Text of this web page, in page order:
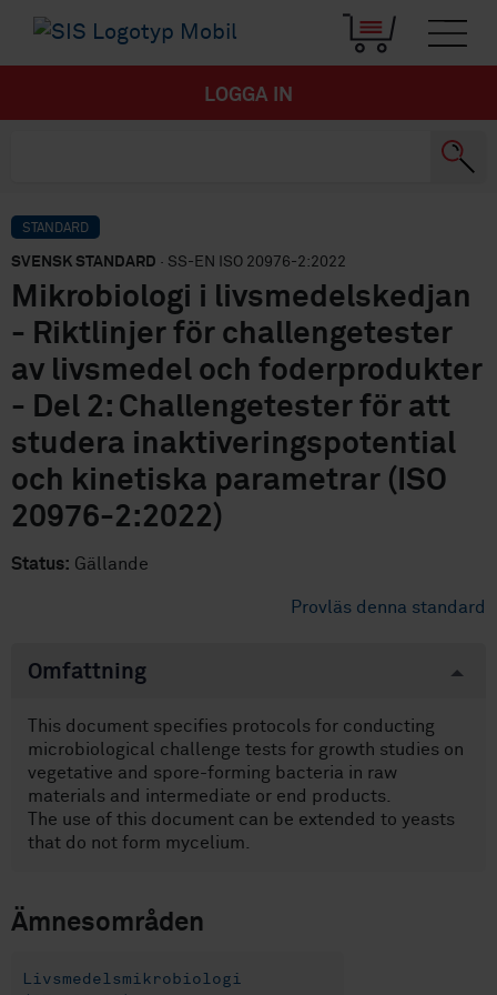
LOGGA IN
STANDARD
SVENSK STANDARD · SS-EN ISO 20976-2:2022
Mikrobiologi i livsmedelskedjan
- Riktlinjer för challengetester
av livsmedel och foderprodukter
- Del 2: Challengetester för att
studera inaktiveringspotential
och kinetiska parametrar (ISO
20976-2:2022)
Status: Gällande
Provläs denna standard
Omfattning
This document specifies protocols for conducting
microbiological challenge tests for growth studies on
vegetative and spore-forming bacteria in raw
materials and intermediate or end products.
The use of this document can be extended to yeasts
that do not form mycelium.
Ämnesområden
Livsmedelsmikrobiologi